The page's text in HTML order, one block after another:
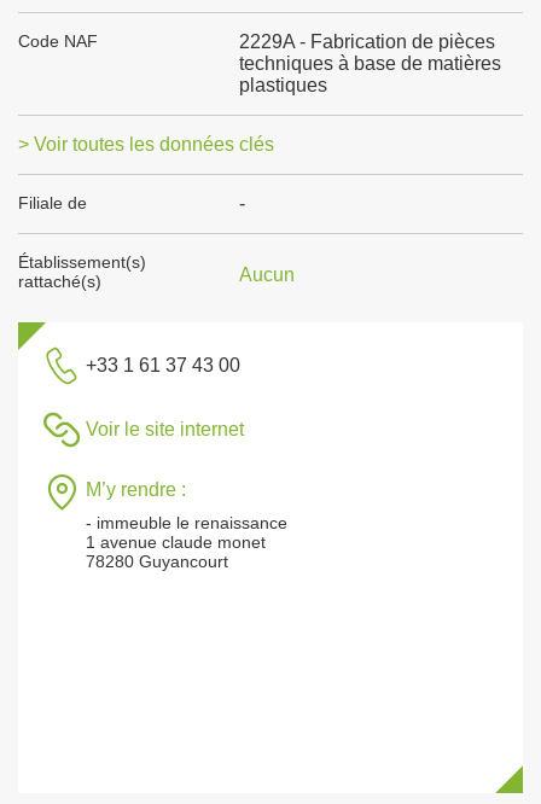
Code NAF
2229A - Fabrication de pièces
techniques à base de matières
plastiques
> Voir toutes les données clés
Filiale de -
Établissement(s)
rattaché(s)
Aucun
+33 1 61 37 43 00
Voir le site internet
M’y rendre :
- immeuble le renaissance
1 avenue claude monet
78280 Guyancourt